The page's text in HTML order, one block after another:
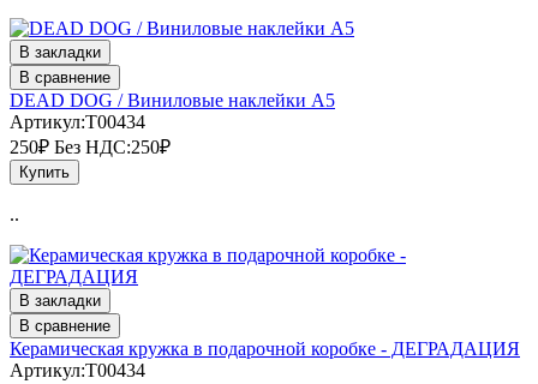
В закладки
В сравнение
DEAD DOG / Виниловые наклейки А5
Артикул:T00434
250₽ Без НДС:250₽
Купить
..
В закладки
В сравнение
Керамическая кружка в подарочной коробке - ДЕГРАДАЦИЯ
Артикул:T00434